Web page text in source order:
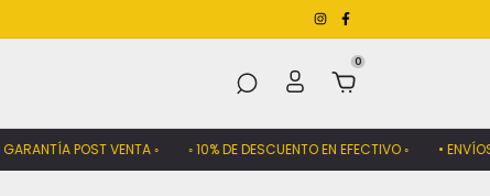
0
POST VENTA ◦ ◦ 10% DE DESCUENTO EN EFECTIVO ◦ • ENVÍOS A